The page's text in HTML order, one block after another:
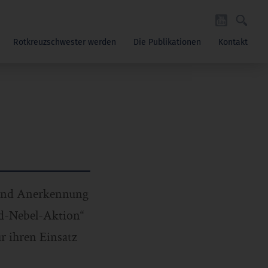
Rotkreuzschwester werden Die Publikationen Kontakt
Anerkennung
Nebel-Aktion“
ihren Einsatz